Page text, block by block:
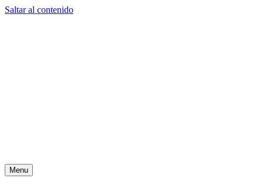
Saltar al contenido
Menu